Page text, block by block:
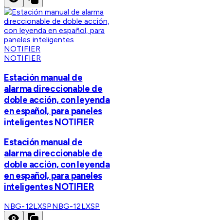
NOTIFIER
Estación manual de
alarma direccionable de
doble acción, con leyenda
en español, para paneles
inteligentes NOTIFIER
Estación manual de
alarma direccionable de
doble acción, con leyenda
en español, para paneles
inteligentes NOTIFIER
NBG-12LXSPNBG-12LXSP